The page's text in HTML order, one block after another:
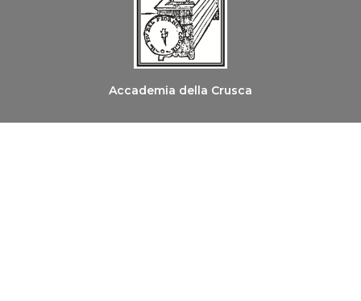
Accademia della Crusca